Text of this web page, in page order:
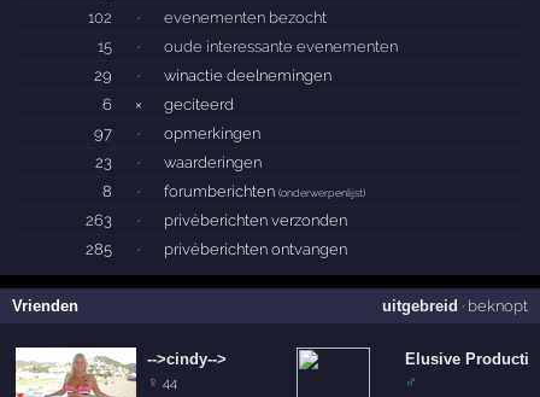
102
·
evenementen bezocht
15
·
oude interessante evenementen
29
·
winactie deelnemingen
6
×
geciteerd
97
·
opmerkingen
23
·
waarderingen
8
· forumberichten(onderwerpenlijst)
263 ·
privéberichten verzonden
285
· privéberichten ontvangen
Vrienden uitgebreid · beknopt
-->cindy-->
♀ 44
Elusive
♂